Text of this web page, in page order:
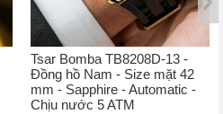
Tsar Bomba TB8208D-13 -
Đồng hồ Nam - Size mặt 42
mm - Sapphire - Automatic -
Chịu nước 5 ATM